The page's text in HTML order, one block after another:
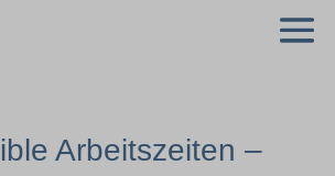
Arbeitszeiten –